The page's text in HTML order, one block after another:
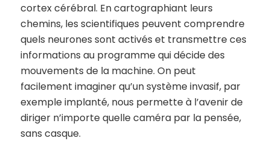
cortex cérébral. En cartographiant leurs
chemins, les scientifiques peuvent comprendre
quels neurones sont activés et transmettre ces
informations au programme qui décide des
mouvements de la machine. On peut
facilement imaginer qu’un système invasif, par
exemple implanté, nous permette à l’avenir de
diriger n’importe quelle caméra par la pensée,
sans casque.